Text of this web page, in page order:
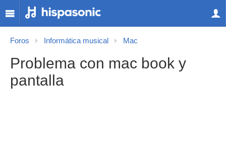
Foros Informática musical Mac
Problema con mac book y
pantalla